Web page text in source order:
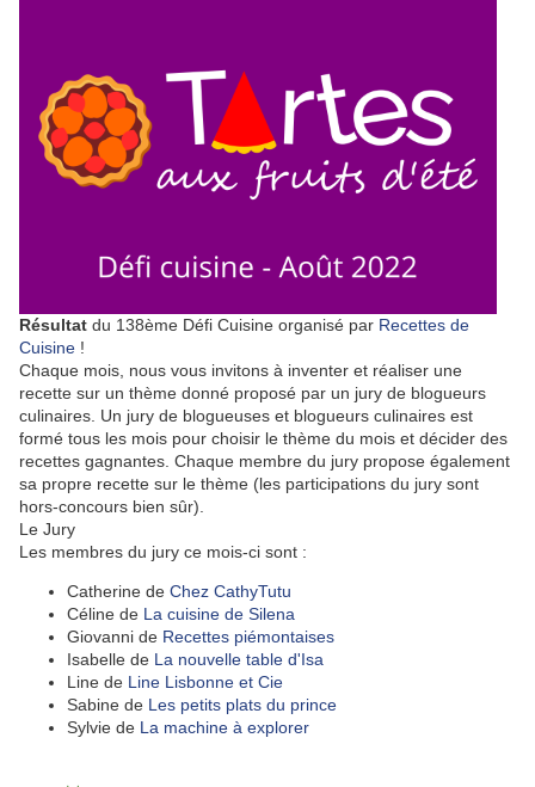
Résultat du 138ème Défi Cuisine organisé par Recettes de
Cuisine !
Chaque mois, nous vous invitons à inventer et réaliser une
recette sur un thème donné proposé par un jury de blogueurs
culinaires. Un jury de blogueuses et blogueurs culinaires est
formé tous les mois pour choisir le thème du mois et décider des
recettes gagnantes. Chaque membre du jury propose également
sa propre recette sur le thème (les participations du jury sont
hors-concours bien sûr).
Le Jury
Les membres du jury ce mois-ci sont :
Catherine de Chez CathyTutu
Céline de La cuisine de Silena
Giovanni de Recettes piémontaises
Isabelle de La nouvelle table d'Isa
Line de Line Lisbonne et Cie
Sabine de Les petits plats du prince
Sylvie de La machine à explorer